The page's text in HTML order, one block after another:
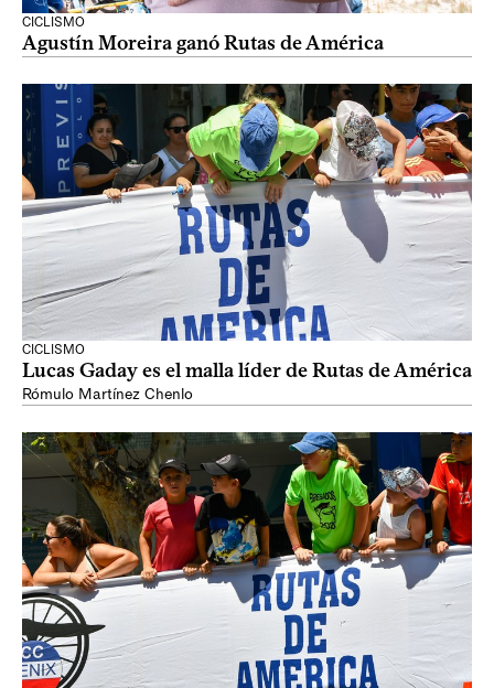
CICLISMO
Agustín Moreira ganó Rutas de América
CICLISMO
Lucas Gaday es el malla líder de Rutas de América
Rómulo Martínez Chenlo